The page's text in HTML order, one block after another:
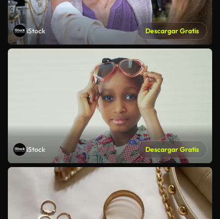
iStock Descargar Gratis
iStock Descargar Gratis